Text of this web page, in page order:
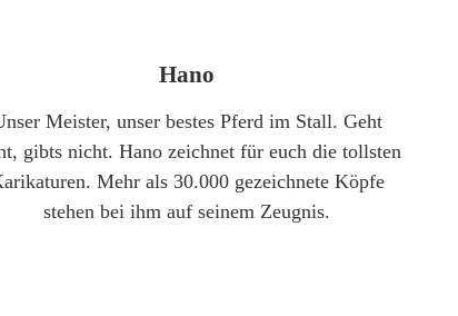
Hano
Meister, unser bestes Pferd im Stall. Geht
gibts nicht. Hano zeichnet für euch die tollsten
Mehr als 30.000 gezeichnete Köpfe
stehen bei ihm auf seinem Zeugnis.